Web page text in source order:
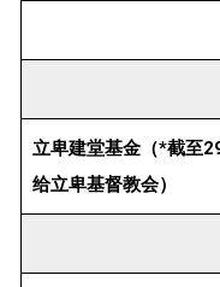
立卑建堂基金（*截至
给立卑基督教会）